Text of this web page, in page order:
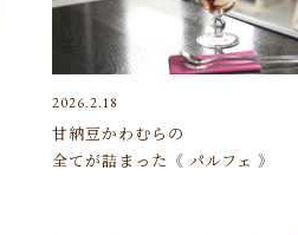
2026.2.18
甘納豆かわむらの
全てが詰まった《 パルフェ 》